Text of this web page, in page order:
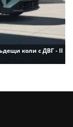
коли с ДВГ - II